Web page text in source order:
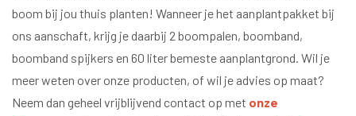
boom bij jou thuis planten! Wanneer je het aanplantpakket bij
ons aanschaft, krijg je daarbij 2 boompalen, boomband,
boomband spijkers en 60 liter bemeste aanplantgrond. Wil je
meer weten over onze producten, of wil je advies op maat?
Neem dan geheel vrijblijvend contact op met onze